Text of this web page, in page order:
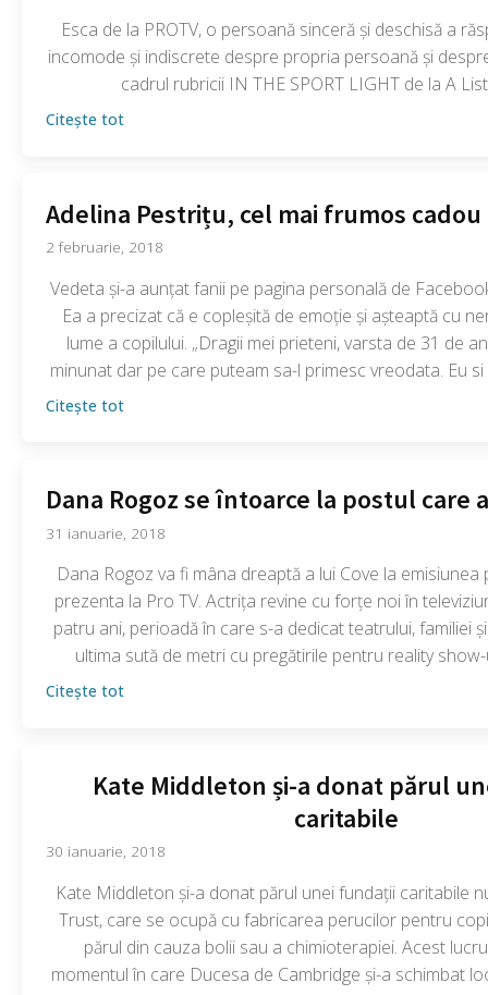
Esca de la PROTV, o persoană sinceră și deschisă a
incomode și indiscrete despre propria persoană și
cadrul rubricii IN THE SPORT LIGHT de la A
Citește tot
Adelina Pestrițu, cel mai frumos cadou
2 februarie, 2018
Vedeta și-a aunțat fanii pe pagina personală de
Ea a precizat că e copleșită de emoție și așteaptă cu
lume a copilului. „Dragii mei prieteni, varsta de 31 de
minunat dar pe care puteam sa-l primesc vreodata. Eu si
Citește tot
Dana Rogoz se întoarce la postul care
31 ianuarie, 2018
Dana Rogoz va fi mâna dreaptă a lui Cove la
prezenta la Pro TV. Actrița revine cu forțe noi în
patru ani, perioadă în care s-a dedicat teatrului, familiei
ultima sută de metri cu pregătirile pentru reality
Citește tot
Kate Middleton și-a donat părul
caritabile
30 ianuarie, 2018
Kate Middleton și-a donat părul unei fundații caritabile
Trust, care se ocupă cu fabricarea perucilor pentru
părul din cauza bolii sau a chimioterapiei. Acest
momentul în care Ducesa de Cambridge și-a schimbat